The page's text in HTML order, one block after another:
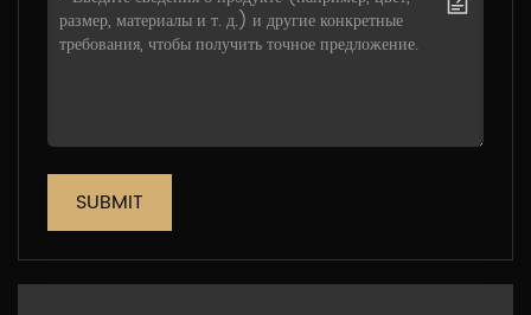
SUBMIT